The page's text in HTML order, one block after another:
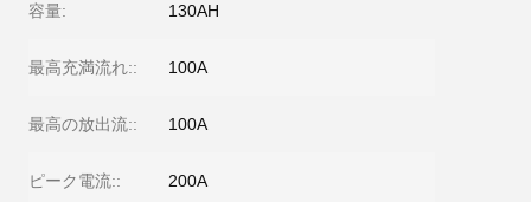
容量: 130AH
最高充満流れ:: 100A
最高の放出流:: 100A
ピーク電流:: 200A